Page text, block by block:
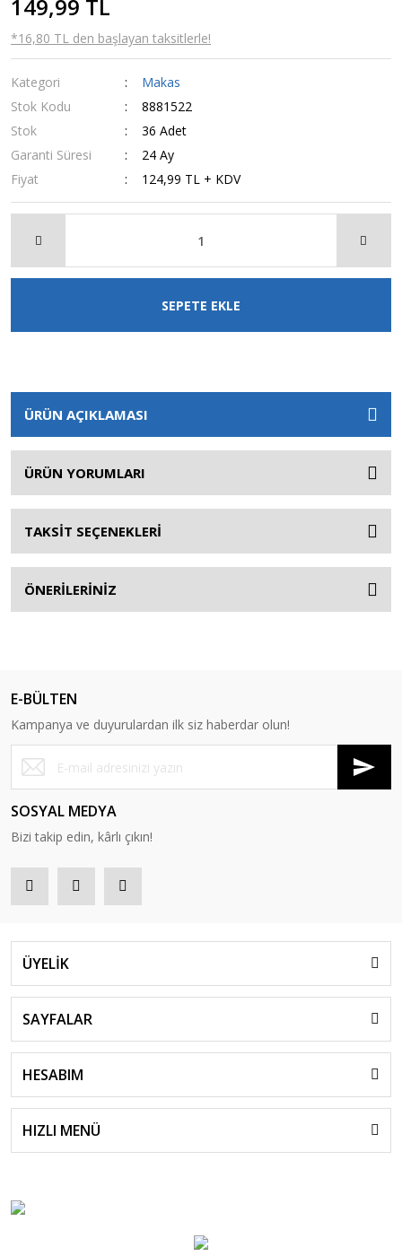
149,99 TL
*16,80 TL den başlayan taksitlerle!
Kategori
Makas
Stok Kodu
8881522
Stok
36 Adet
Garanti Süresi
24 Ay
Fiyat
124,99 TL + KDV
SEPETE EKLE
ÜRÜN AÇIKLAMASI
ÜRÜN YORUMLARI
TAKSİT SEÇENEKLERİ
ÖNERİLERİNİZ
E-BÜLTEN
Kampanya ve duyurulardan ilk siz haberdar olun!
SOSYAL MEDYA
Bizi takip edin, kârlı çıkın!
ÜYELİK
SAYFALAR
HESABIM
HIZLI MENÜ